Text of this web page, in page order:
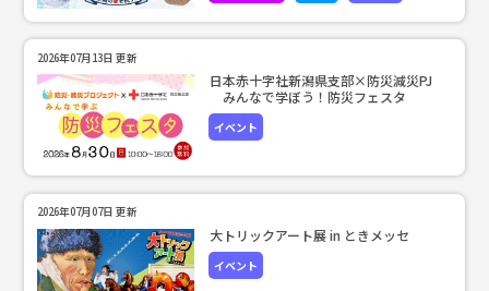
日本赤十字社新潟県支部×防災減災PJ
みんなで学ぼう！防災フェスタ
イベント
2026年07月13日 更新
大トリックアート展 in ときメッセ
イベント
2026年07月07日 更新